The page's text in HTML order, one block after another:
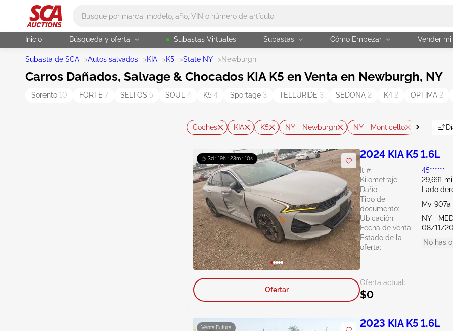
Inicio Búsqueda y oferta Subastas Virtuales Subastas Cómo Empezar Vender
Subasta de SCA >Autos salvados >KIA >K5 >State NY >Newburgh
Carros Dañados, Salvage & Chocados KIA K5 en Venta en Newburgh, NY
Sorento 10 FORTE 7 SELTOS 5 SOUL 4 K5 4 Sportage 3 TELLURIDE 3 SEDONA 2 K4 2 OPTIMA 2
Coches KIA K5 NY - Newburgh NY - Monticello NJ -
3d : 19h : 23m : 08s 2024 KIA K5 1.6L
Ít #:
45******
Kilometraje:
29,691
Daño:
Lado
Tipo de
documento:
Mv-907a
Ubicación:
NY -
Fecha de venta:
08/11/
Estado de la
oferta:
No has
Oferta actual:
$0
Ofertar
Venta Futura 2023 KIA K5 1.6L